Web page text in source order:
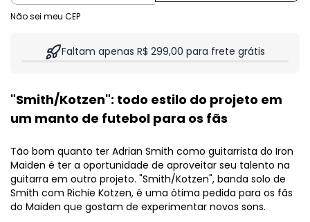
Não sei meu CEP
Faltam apenas R$ 299,00 para frete grátis
"Smith/Kotzen": todo estilo do projeto em
um manto de futebol para os fãs
Tão bom quanto ter Adrian Smith como guitarrista do Iron
Maiden é ter a oportunidade de aproveitar seu talento na
guitarra em outro projeto. "Smith/Kotzen", banda solo de
Smith com Richie Kotzen, é uma ótima pedida para os fãs
do Maiden que gostam de experimentar novos sons.